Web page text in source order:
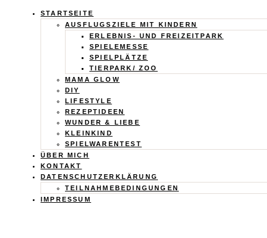
Calistas
Traum
STARTSEITE
AUSFLUGSZIELE MIT KINDERN
ERLEBNIS- UND FREIZEITPARK
SPIELEMESSE
SPIELPLÄTZE
TIERPARK/ ZOO
MAMA GLOW
DIY
LIFESTYLE
REZEPTIDEEN
WUNDER & LIEBE
KLEINKIND
SPIELWARENTEST
ÜBER MICH
KONTAKT
DATENSCHUTZERKLÄRUNG
TEILNAHMEBEDINGUNGEN
IMPRESSUM